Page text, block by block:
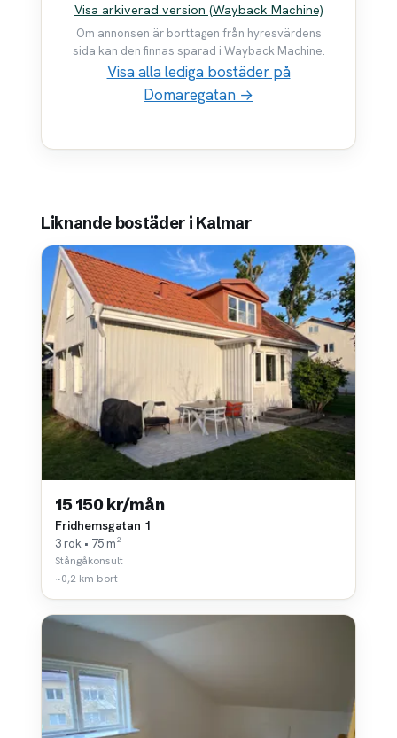
Visa arkiverad version (Wayback Machine)
Om annonsen är borttagen från hyresvärdens
sida kan den finnas sparad i Wayback Machine.
Visa alla lediga bostäder på
Domaregatan →
Liknande bostäder i Kalmar
15 150 kr/mån
Fridhemsgatan 1
3 rok • 75 m²
Stångåkonsult
~0,2 km bort